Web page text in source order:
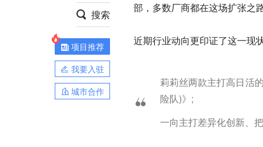
搜索
项目推荐
我要入驻
城市合作
部，多数厂商都在这场扩张之
近期行业动向更印证了这一现
莉莉丝两款主打高日活
险队)》;
一向主打差异化创新、